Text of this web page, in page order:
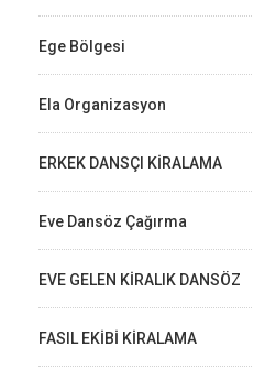
Ege Bölgesi
Ela Organizasyon
ERKEK DANSÇI KİRALAMA
Eve Dansöz Çağırma
EVE GELEN KİRALIK DANSÖZ
FASIL EKİBİ KİRALAMA